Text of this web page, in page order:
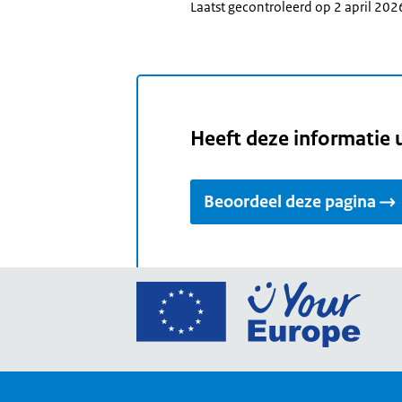
Laatst gecontroleerd op 2 april
Heeft deze informatie
Beoordeel deze pagina
Ga